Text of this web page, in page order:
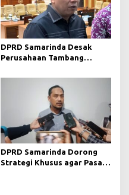
DPRD Samarinda Desak
Perusahaan Tambang
Pascatambang
DPRD Samarinda Dorong
Strategi Khusus agar Pasar